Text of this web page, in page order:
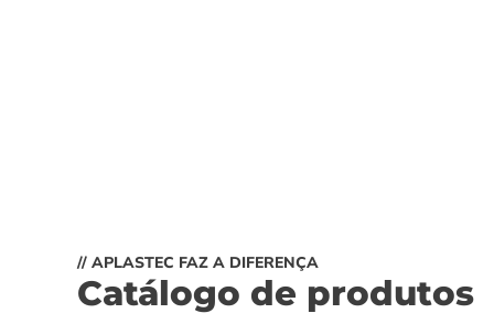
// APLASTEC FAZ A DIFERENÇA
Catálogo de produtos